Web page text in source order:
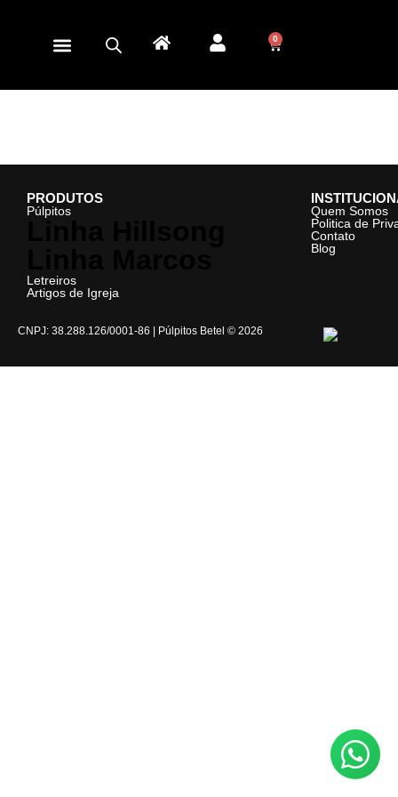
0
PRODUTOS
Púlpitos
Letreiros
Artigos de Igreja
Quem Somos
Politica de
Contato
Blog
CNPJ: 38.288.126/0001-86 | Púlpitos Betel © 2026